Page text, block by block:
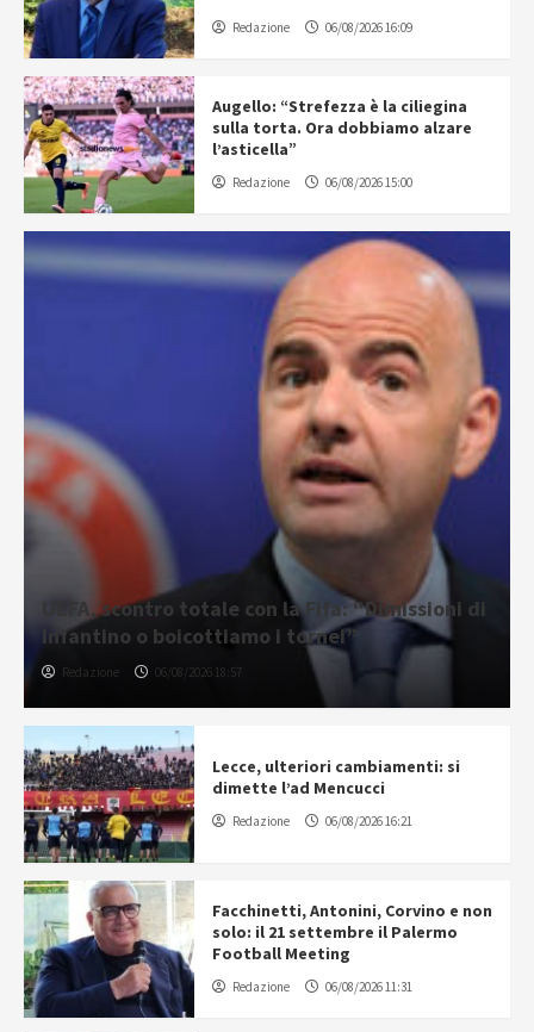
Redazione 06/08/2026 16:09
Augello: “Strefezza è la ciliegina
sulla torta. Ora dobbiamo alzare
l’asticella”
Redazione 06/08/2026 15:00
UEFA, scontro totale con la Fifa: “Dimissioni di
Infantino o boicottiamo i tornei”
Redazione 06/08/2026 18:57
Lecce, ulteriori cambiamenti: si
dimette l’ad Mencucci
Redazione 06/08/2026 16:21
Facchinetti, Antonini, Corvino e non
solo: il 21 settembre il Palermo
Football Meeting
Redazione 06/08/2026 11:31